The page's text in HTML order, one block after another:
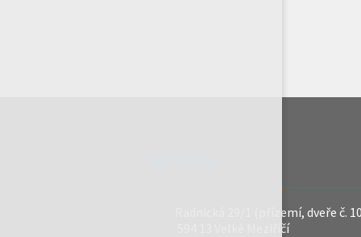
Radnická 29/1 (přízemí, dveře č.
594 13 Velké Meziříčí